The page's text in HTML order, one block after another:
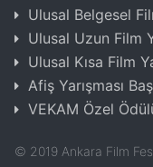
Ulusal Belgesel
Ulusal Uzun Film
Ulusal Kısa Film
Afiş Yarışması
VEKAM Özel
© 2019 Ankara Film